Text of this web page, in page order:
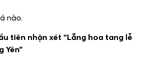
nào.
tiên nhận xét “Lẵng hoa tang lễ
Yên”